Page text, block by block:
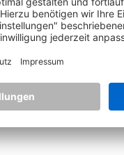
Fertigteilbau